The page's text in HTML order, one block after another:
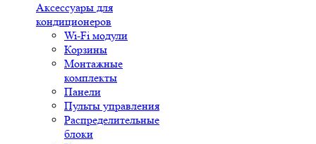
Аксессуары для
кондиционеров
Wi-Fi модули
Корзины
Монтажные
комплекты
Панели
Пульты управления
Распределительные
блоки